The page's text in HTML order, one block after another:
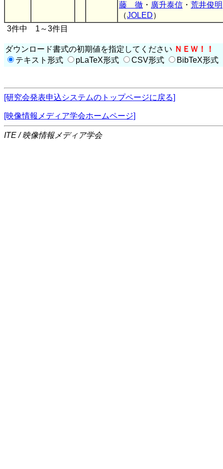
藤 徹 ・ 廣升泰信 ・ 荒井俊明
（JOLED）
3件中 1～3件目
ダウンロード書式の初期値を指定してください ＮＥＷ！！
テキスト形式
pLaTeX形式 CSV形式 BibTeX形式
[研究会発表申込システムのトップページに戻る]
[映像情報メディア学会ホームページ]
ITE / 映像情報メディア学会